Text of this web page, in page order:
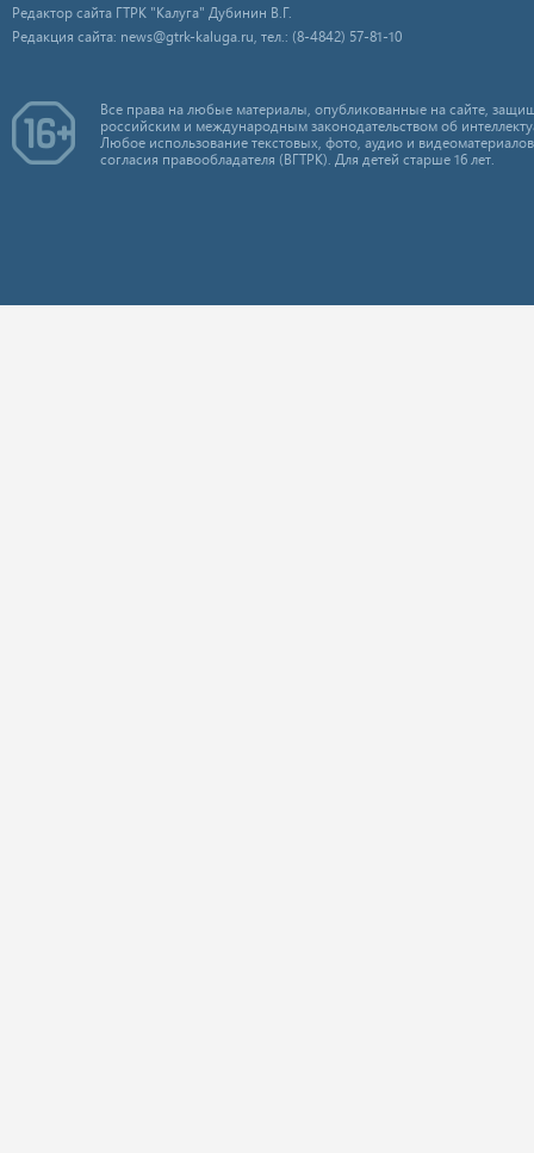
Редактор сайта ГТРК "Калуга" Дубинин В.Г.
Редакция сайта: news@gtrk-kaluga.ru, тел.: (8-4842) 57-81-10
Все права на любые материалы, опубликованные на сайте,
российским и международным законодательством об
Любое использование текстовых, фото, аудио и
согласия правообладателя (ВГТРК). Для детей старше 16 лет.